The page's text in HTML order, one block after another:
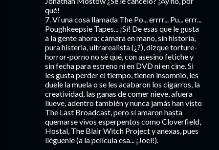
qué!
7. Ví una cosa llamada The Po... errrr... Pu... errr...
Poughkeepsie Tapes... ¡Sí! De esas que le gusta
a la gente ahora: cámara en mano, sin historia,
pura histeria, ultrarealista (¿?), dizque torture-
horror-porno no sé qué, con asesino fetiche y
sin fecha para estreno ni en DVD ni en cine. Si
les gusta perder el tiempo, tienen insomnio, les
duele la muela o se les acabaron los cigarros, la
creatividad, las ganas de comer nieve, afuera
llueve, adentro también y nunca jamás han visto
The Last Broadcast, pero sí amaron hasta
quemarse vivos esperpentos como Cloverfield,
Hostal, The Blair Witch Project y anexas, pues
lléguenle (a la película esa... ¡Joel!).